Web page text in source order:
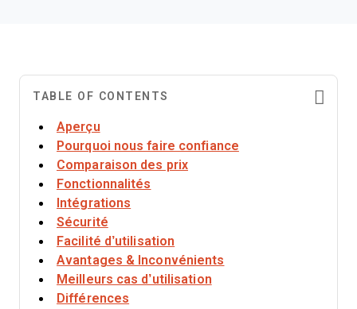
TABLE OF CONTENTS
Aperçu
Pourquoi nous faire confiance
Comparaison des prix
Fonctionnalités
Intégrations
Sécurité
Facilité d’utilisation
Avantages & Inconvénients
Meilleurs cas d’utilisation
Différences